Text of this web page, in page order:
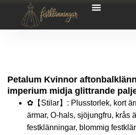
Petalum Kvinnor
imperium midja glittrande
✿【Stilar】: Plusstorlek, kort
ärmar, O-hals, sjöjungfru, krås
festklänningar, blommig